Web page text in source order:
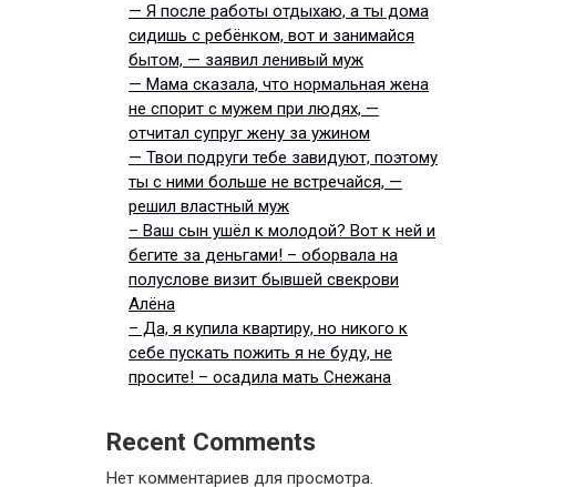
— Я после работы отдыхаю, а ты дома
сидишь с ребёнком, вот и занимайся
бытом, — заявил ленивый муж
— Мама сказала, что нормальная жена
не спорит с мужем при людях, —
отчитал супруг жену за ужином
— Твои подруги тебе завидуют, поэтому
ты с ними больше не встречайся, —
решил властный муж
– Ваш сын ушёл к молодой? Вот к ней и
бегите за деньгами! – оборвала на
полуслове визит бывшей свекрови
Алёна
– Да, я купила квартиру, но никого к
себе пускать пожить я не буду, не
просите! – осадила мать Снежана
Recent Comments
Нет комментариев для просмотра.